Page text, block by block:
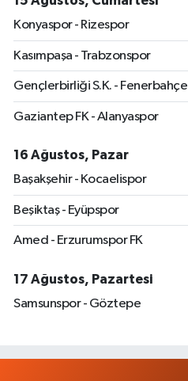
Konyaspor - Rizespor
Kasımpaşa - Trabzonspor
Gençlerbirliği S.K. - Fenerbahçe
Gaziantep FK - Alanyaspor
16 Ağustos, Pazar
Başakşehir - Kocaelispor
Beşiktaş - Eyüpspor
Amed - Erzurumspor FK
17 Ağustos, Pazartesi
Samsunspor - Göztepe